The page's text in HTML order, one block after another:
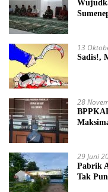
13
Sadis!,
28
29 Juni
Pabrik
Tak